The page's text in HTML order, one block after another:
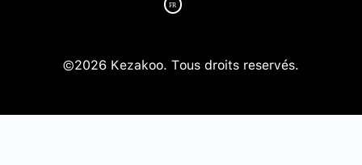
©2026 Kezakoo. Tous droits reservés.